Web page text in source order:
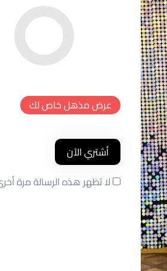
خصم
جديد
عرض مذهل خاص لك
أشتري الآن
لا تظهر هذه الرسالة مرة